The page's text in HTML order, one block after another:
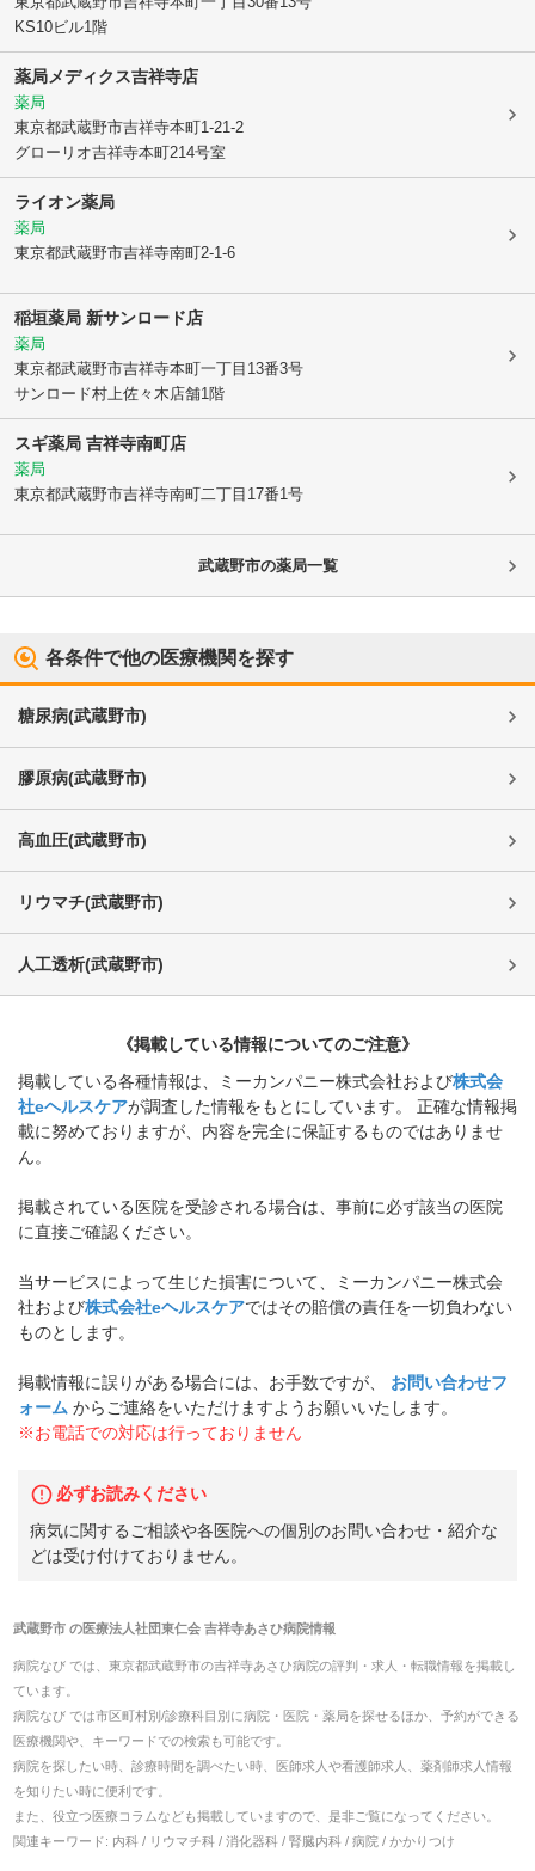
KS10ビル1階
薬局メディクス吉祥寺店
薬局
東京都武蔵野市吉祥寺本町1-21-2
グローリオ吉祥寺本町214号室
ライオン薬局
薬局
東京都武蔵野市吉祥寺南町2-1-6
稲垣薬局 新サンロード店
薬局
東京都武蔵野市吉祥寺本町一丁目13番3号
サンロード村上佐々木店舗1階
スギ薬局 吉祥寺南町店
薬局
東京都武蔵野市吉祥寺南町二丁目17番1号
武蔵野市の薬局一覧
各条件で他の医療機関を探す
糖尿病(武蔵野市)
膠原病(武蔵野市)
高血圧(武蔵野市)
リウマチ(武蔵野市)
人工透析(武蔵野市)
《掲載している情報についてのご注意》
掲載している各種情報は、ミーカンパニー株式会社および株式会
社eヘルスケアが調査した情報をもとにしています。 正確な情報掲
載に努めておりますが、内容を完全に保証するものではありませ
ん。
掲載されている医院を受診される場合は、事前に必ず該当の医院
に直接ご確認ください。
当サービスによって生じた損害について、ミーカンパニー株式会
社および株式会社eヘルスケアではその賠償の責任を一切負わない
ものとします。
掲載情報に誤りがある場合には、お手数ですが、
お問い合わせフ
ォーム からご連絡をいただけますようお願いいたします。
※お電話での対応は行っておりません
必ずお読みください
病気に関するご相談や各医院への個別のお問い合わせ・紹介な
どは受け付けておりません。
武蔵野市の医療法人社団東仁会 吉祥寺あさひ病院情報
病院なび では、 東京都武蔵野市の吉祥寺あさひ病院の評判・求人・転職情報を掲載し
ています。
病院なび では市区町村別/診療科目別に病院・医院・薬局を探せるほか、予約ができる
医療機関や、キーワードでの検索も可能です。
病院を探したい時、診療時間を調べたい時、医師求人や看護師求人、薬剤師求人情報
を知りたい時に便利です。
また、役立つ医療コラムなども掲載していますので、是非ご覧になってください。
関連キーワード: 内科 / リウマチ科 / 消化器科 / 腎臓内科 / 病院 / かかりつけ